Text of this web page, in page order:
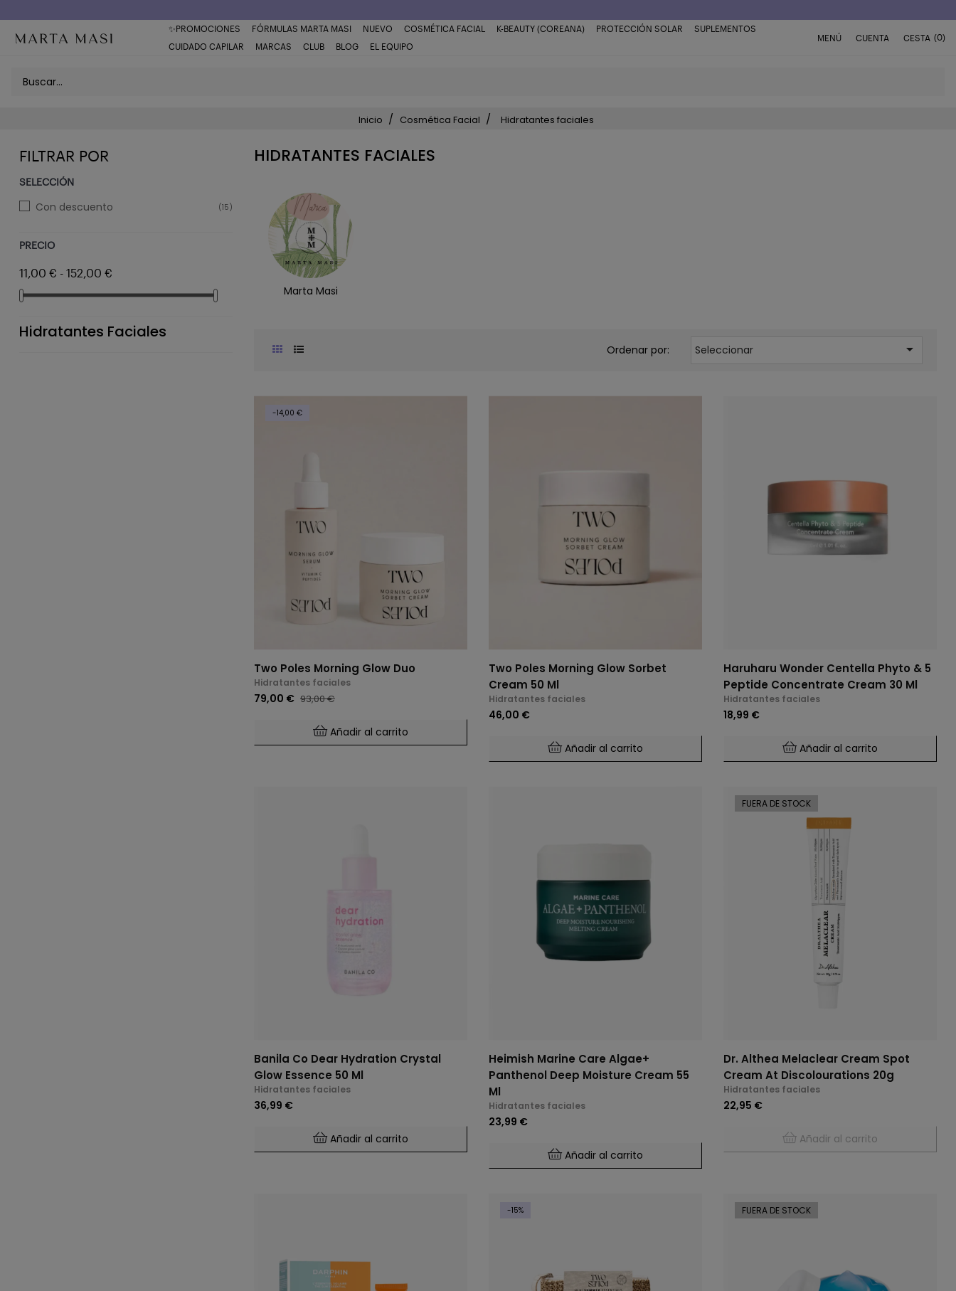
✨PROMOCIONES FÓRMULAS MARTA MASI NUEVO COSMÉTICA FACIAL K-BEAUTY (COREANA) PROTECCIÓN SOLAR
SUPLEMENTOS
CUIDADO CAPILAR
MARCAS CLUB BLOG EL EQUIPO
MENÚ CUENTA CESTA (0)
Inicio Cosmética Facial Hidratantes faciales
FILTRAR POR
SELECCIÓN
Con descuento (15)
PRECIO
11,00 € - 152,00 €
Hidratantes Faciales
HIDRATANTES FACIALES
Marta Masi
Ordenar por: Seleccionar 
-14,00 €
Two Poles Morning Glow Duo
Hidratantes faciales
79,00 € 93,00 €
Añadir al carrito
Two Poles Morning Glow Sorbet
Cream 50 Ml
Hidratantes faciales
46,00 €
Añadir al carrito
Haruharu Wonder Centella Phyto & 5
Peptide Concentrate Cream 30 Ml
Hidratantes faciales
18,99 €
Añadir al carrito
Banila Co Dear Hydration Crystal
Glow Essence 50 Ml
Hidratantes faciales
36,99 €
Añadir al carrito
Heimish Marine Care Algae+
Panthenol Deep Moisture Cream 55
Ml
Hidratantes faciales
23,99 €
Añadir al carrito
FUERA DE STOCK
Dr. Althea Melaclear Cream Spot
Cream At Discolourations 20g
Hidratantes faciales
22,95 €
Añadir al carrito
-15% FUERA DE STOCK